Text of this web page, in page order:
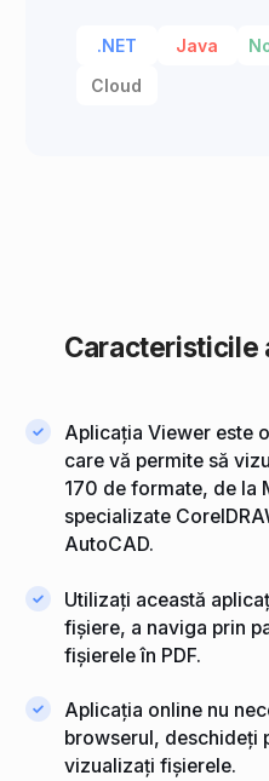
.NET Java
Cloud
Caracteristicile
Aplicația Viewer este
care vă permite să
170 de formate, de la
specializate
AutoCAD.
Utilizați această
fișiere, a naviga prin
fișierele în PDF.
Aplicația online nu
browserul, deschideți
vizualizați fișierele.